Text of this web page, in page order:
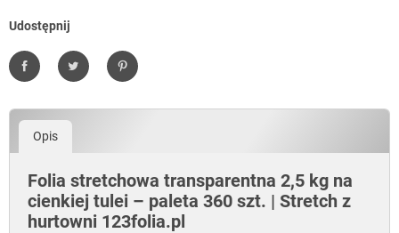
Udostępnij
UdostępnijTweetujPinterest
Opis
Folia stretchowa transparentna 2,5 kg na
cienkiej tulei – paleta 360 szt. | Stretch z
hurtowni 123folia.pl